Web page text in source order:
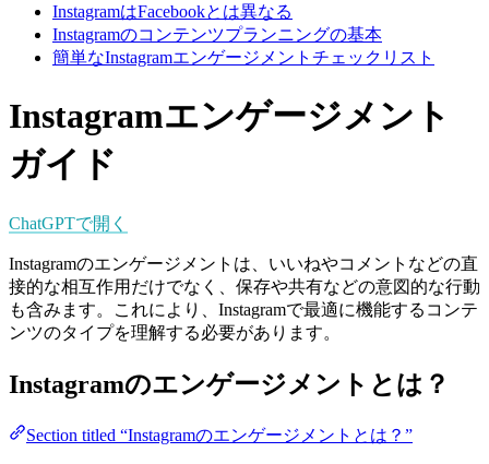
InstagramはFacebookとは異なる
Instagramのコンテンツプランニングの基本
簡単なInstagramエンゲージメントチェックリスト
Instagramエンゲージメント
ガイド
ChatGPTで開く
Instagramのエンゲージメントは、いいねやコメントなどの直
接的な相互作用だけでなく、保存や共有などの意図的な行動
も含みます。これにより、Instagramで最適に機能するコンテ
ンツのタイプを理解する必要があります。
Instagramのエンゲージメントとは？
Section titled “Instagramのエンゲージメントとは？”